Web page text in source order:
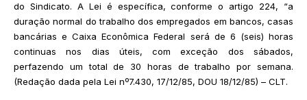
do Sindicato. A Lei é específica, conforme o artigo 224, “a
duração normal do trabalho dos empregados em bancos, casas
bancárias e Caixa Econômica Federal será de 6 (seis) horas
continuas nos dias úteis, com exceção dos sábados,
perfazendo um total de 30 horas de trabalho por semana.
(Redação dada pela Lei nº7.430, 17/12/85, DOU 18/12/85) – CLT.